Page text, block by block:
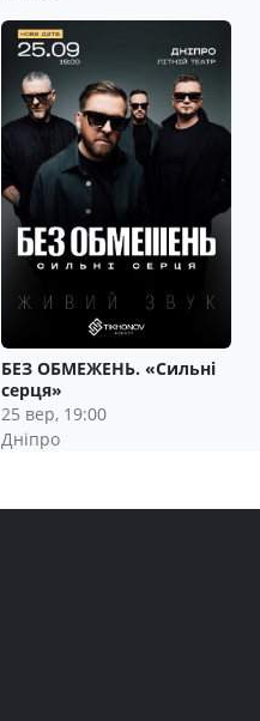
БЕЗ ОБМЕЖЕНЬ. «Сильні
серця»
25 вер, 19:00
Дніпро